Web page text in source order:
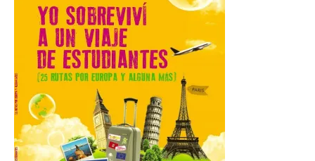
El Ayuntamiento de La
Bañeza designa a Arturo
Martínez Matilla como
pregonero de las Fiestas
2026. Tendrá lugar este
sábado 8 de agosto a las 21,00 horas en el
teatro municipal de La Bañeza. El
comunicador astorgano Arturo Martínez
Matilla, […]